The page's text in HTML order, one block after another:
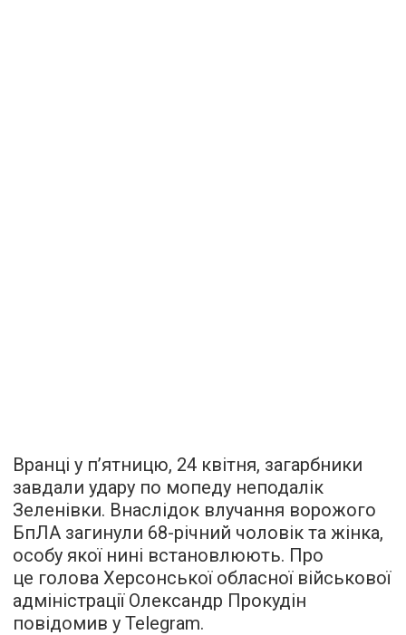
Вранці у п’ятницю, 24 квітня, загарбники
завдали удару по мопеду неподалік
Зеленівки. Внаслідок влучання ворожого
БпЛА загинули 68-річний чоловік та жінка,
особу якої нині встановлюють. Про
це голова Херсонської обласної військової
адміністрації Олександр Прокудін
повідомив у Telegram.